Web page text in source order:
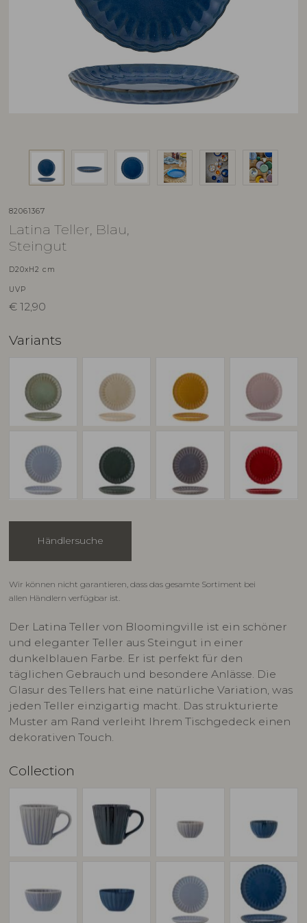
82061367
Latina Teller, Blau,
Steingut
D20xH2 cm
UVP
€ 12,90
Variants
Händlersuche
Wir können nicht garantieren, dass das gesamte Sortiment bei
allen Händlern verfügbar ist.
Der Latina Teller von Bloomingville ist ein schöner
und eleganter Teller aus Steingut in einer
dunkelblauen Farbe. Er ist perfekt für den
täglichen Gebrauch und besondere Anlässe. Die
Glasur des Tellers hat eine natürliche Variation, was
jeden Teller einzigartig macht. Das strukturierte
Muster am Rand verleiht Ihrem Tischgedeck einen
dekorativen Touch.
Collection